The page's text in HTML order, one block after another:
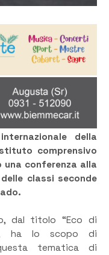
della
comprensivo
una conferenza alla
classi seconde
dal titolo “Eco di
ha lo scopo di
tematica di